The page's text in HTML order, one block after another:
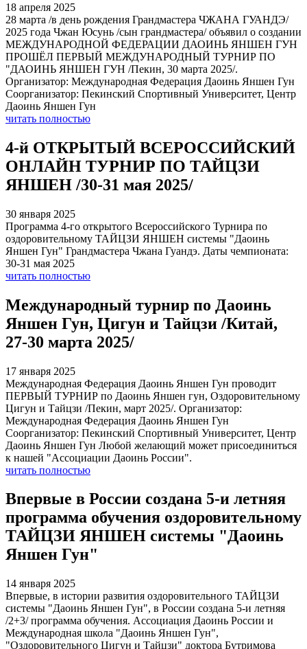
18 апреля 2025
28 марта /в день рождения Грандмастера ЧЖАНА ГУАНДЭ/
2025 года Чжан Юсунь /сын грандмастера/ объявил о создании
МЕЖДУНАРОДНОЙ ФЕДЕРАЦИИ ДАОИНЬ ЯНШЕН ГУН
ПРОШЁЛ ПЕРВЫЙ МЕЖДУНАРОДНЫЙ ТУРНИР ПО
"ДАОИНЬ ЯНШЕН ГУН /Пекин, 30 марта 2025/.
Организатор: Международная Федерация Даоинь Яншен Гун
Соорганизатор: Пекинский Спортивный Университет, Центр
Даоинь Яншен Гун
читать полностью
4-й ОТКРЫТЫЙ ВСЕРОССИЙСКИЙ
ОНЛАЙН ТУРНИР ПО ТАЙЦЗИ
ЯНШЕН /30-31 мая 2025/
30 января 2025
Программа 4-го открытого Всероссийского Турнира по
оздоровительному ТАЙЦЗИ ЯНШЕН системы "Даоинь
Яншен Гун" Грандмастера Чжана Гуандэ. Даты чемпионата:
30-31 мая 2025
читать полностью
Международный турнир по Даоинь
Яншен Гун, Цигун и Тайцзи /Китай,
27-30 марта 2025/
17 января 2025
Международная Федерация Даоинь Яншен Гун проводит
ПЕРВЫЙ ТУРНИР по Даоинь Яншен гун, Оздоровительному
Цигун и Тайцзи /Пекин, март 2025/. Организатор:
Международная Федерация Даоинь Яншен Гун
Соорганизатор: Пекинский Спортивный Университет, Центр
Даоинь Яншен Гун Любой желающий может присоединиться
к нашей "Ассоциации Даоинь России".
читать полностью
Впервые в России создана 5-и летняя
программа обучения оздоровительному
ТАЙЦЗИ ЯНШЕН системы "Даоинь
Яншен Гун"
14 января 2025
Впервые, в истории развития оздоровительного ТАЙЦЗИ
системы "Даоинь Яншен Гун", в России создана 5-и летняя
/2+3/ программа обучения. Ассоциация Даоинь России и
Международная школа "Даоинь Яншен Гун",
"Оздоровительного Цигун и Тайцзи" доктора Бутримова